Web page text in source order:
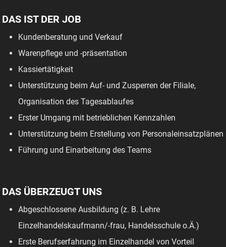
DAS IST DER JOB
Kundenberatung und Verkauf
Warenpflege und -präsentation
Kassiertätigkeit
Unterstützung beim Auf- und Zusperren der Filiale,
Organisation des Tagesablaufes
Erster Umgang mit betrieblichen Kennzahlen
Unterstützung beim Erstellung von Personaleinsatzplänen
Führung und Einarbeitung des Teams
DAS ÜBERZEUGT UNS
Abgeschlossene Ausbildung (z. B. Lehre
Einzelhandelskaufmann/-frau, Handelsschule o.Ä.)
Erste Berufserfahrung im Einzelhandel von Vorteil